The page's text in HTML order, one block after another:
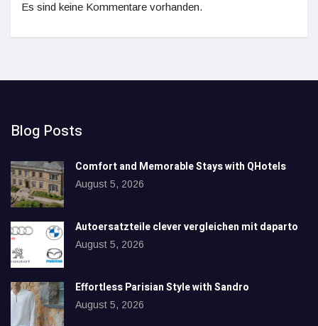
Es sind keine Kommentare vorhanden.
Blog Posts
Comfort and Memorable Stays with QHotels
August 5, 2026
Autoersatzteile clever vergleichen mit daparto
August 5, 2026
Effortless Parisian Style with Sandro
August 5, 2026